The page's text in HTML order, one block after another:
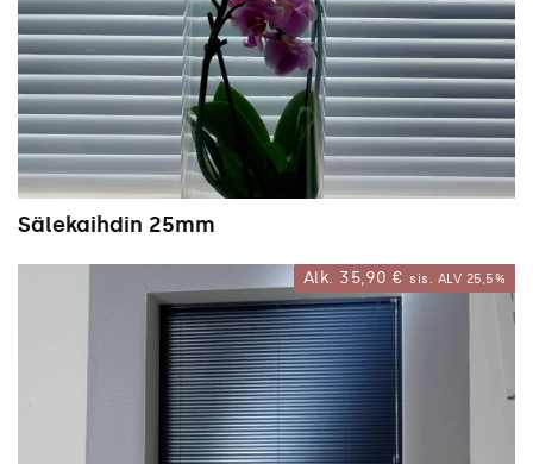
Sälekaihdin 25mm
Alk. 35,90 € sis. ALV 25,5%